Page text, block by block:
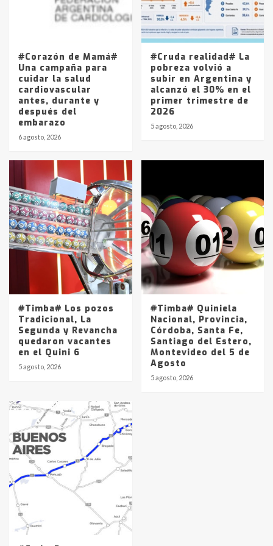
Los precios de los combustibles en
La Pampa, desde YPF hasta Axion
entre 857 a 1338 pesos
#Corazón de Mamá#
Una campaña para
cuidar la salud
cardiovascular
antes, durante y
después del
embarazo
6 agosto, 2026
#Cruda realidad# La
pobreza volvió a
subir en Argentina y
alcanzó el 30% en el
primer trimestre de
2026
5 agosto, 2026
#Timba# Los pozos
Tradicional, La
Segunda y Revancha
quedaron vacantes
en el Quini 6
5 agosto, 2026
#Timba# Quiniela
Nacional, Provincia,
Córdoba, Santa Fe,
Santiago del Estero,
Montevideo del 5 de
Agosto
5 agosto, 2026